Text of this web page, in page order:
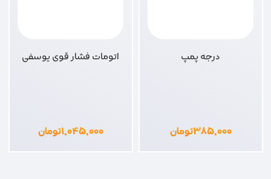
درجه پمپ
۳۸۵,۰۰۰تومان
اتومات فشار قوی یوسفی
۱,۰۴۵,۰۰۰تومان